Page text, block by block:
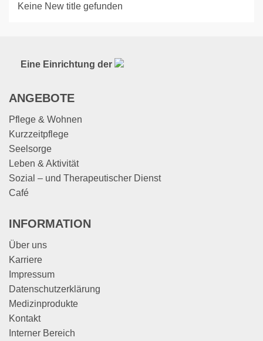
Keine New title gefunden
Eine Einrichtung der
ANGEBOTE
Pflege & Wohnen
Kurzzeitpflege
Seelsorge
Leben & Aktivität
Sozial – und Therapeutischer Dienst
Café
INFORMATION
Über uns
Karriere
Impressum
Datenschutzerklärung
Medizinprodukte
Kontakt
Interner Bereich